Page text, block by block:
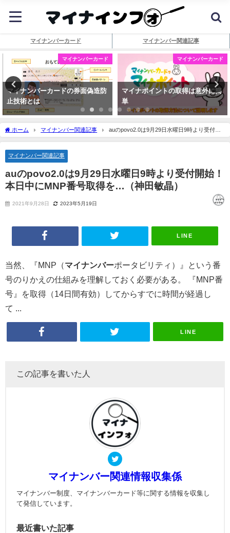
マイナンバーカード マイナンバー関連記事
マイナンバーカード
マイナンバーカードの券面偽造防
止技術とは
マイナンバーカード
マイナポイントの取得は意外に簡
単
ホーム マイナンバー関連記事
auのpovo2.0は9月29日水曜日9時より受付開
始！本日中にMNP番号取得を…（神田敏晶）
マイナンバー関連記事
auのpovo2.0は9月29日水曜日9時より受付開始！
本日中にMNP番号取得を…（神田敏晶）
2021年9月28日 2023年5月19日
LINE
当然、『MNP（マイナンバーポータビリティ）』という番
号のりかえの仕組みを理解しておく必要がある。 『MNP番
号』を取得（14日間有効）してからすでに時間が経過し
て ...
LINE
この記事を書いた人
マイナンバー関連情報収集係
マイナンバー制度、マイナンバーカード等に関する情報を収集し
て発信しています。
最近書いた記事